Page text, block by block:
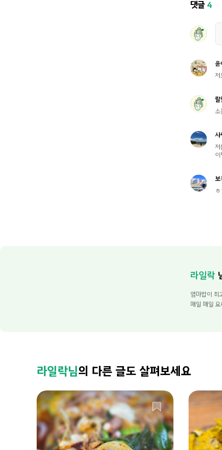
댓글4
저
랄
소
저
라일락
엄마밥이 최
매일 매일
라일락님의 다른 글도 살펴보세요